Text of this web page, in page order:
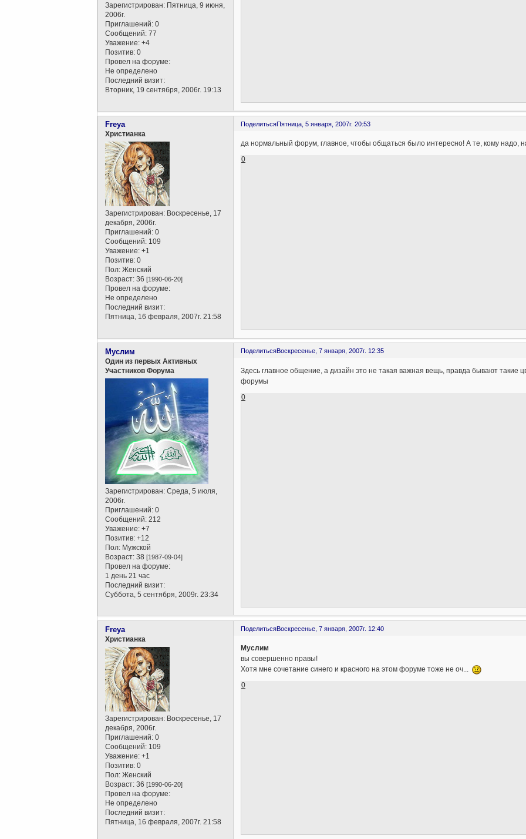
Зарегистрирован: Пятница, 9 июня,
2006г.
Приглашений: 0
Сообщений: 77
Уважение: +4
Позитив: 0
Провел на форуме:
Не определено
Последний визит:
Вторник, 19 сентября, 2006г. 19:13
ПоделитьсяПятница, 5 января, 2007г. 20:53
Freya
Христианка
Зарегистрирован: Воскресенье, 17
декабря, 2006г.
Приглашений: 0
Сообщений: 109
Уважение: +1
Позитив: 0
Пол: Женский
Возраст: 36[1990-06-20]
Провел на форуме:
Не определено
Последний визит:
Пятница, 16 февраля, 2007г. 21:58
да нормальный форум, главное, чтобы общаться было интересно! А те, кому надо,
0
ПоделитьсяВоскресенье, 7 января, 2007г. 12:35
Муслим
Один из первых Активных
Участников Форума
Зарегистрирован: Среда, 5 июля,
2006г.
Приглашений: 0
Сообщений: 212
Уважение: +7
Позитив: +12
Пол: Мужской
Возраст: 38[1987-09-04]
Провел на форуме:
1 день 21 час
Последний визит:
Суббота, 5 сентября, 2009г. 23:34
Здесь главное общение, а дизайн это не такая важная вещь, правда бывают такие
форумы
0
ПоделитьсяВоскресенье, 7 января, 2007г. 12:40
Freya
Христианка
Зарегистрирован: Воскресенье, 17
декабря, 2006г.
Приглашений: 0
Сообщений: 109
Уважение: +1
Позитив: 0
Пол: Женский
Возраст: 36[1990-06-20]
Провел на форуме:
Не определено
Последний визит:
Пятница, 16 февраля, 2007г. 21:58
Муслим
вы совершенно правы!
Хотя мне сочетание синего и красного на этом форуме тоже не оч...
0